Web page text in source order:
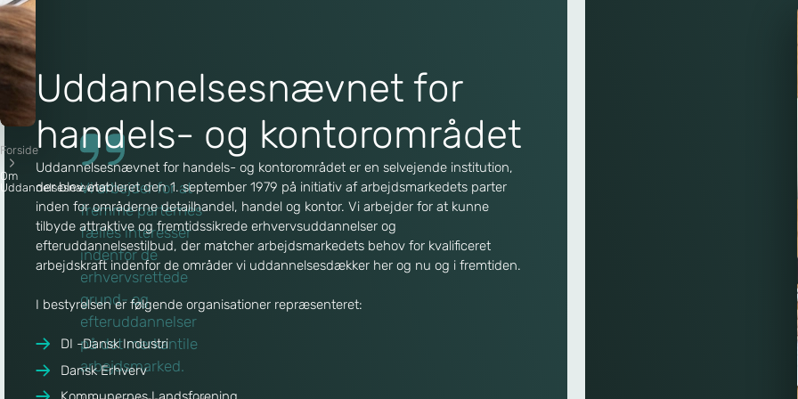
O
Forside
Om
UddannelsesnævnetVi arbejder for at
fremme parternes
fælles interesser
indenfor de
erhvervsrettede
grund- og
efteruddannelser
på det merkantile
arbejdsmarked.
Uddannelsesnævnet for
handels- og kontorområdet
Uddannelsesnævnet for handels- og kontorområdet er en selvejende institution,
der blev etableret den 1. september 1979 på initiativ af arbejdsmarkedets parter
inden for områderne detailhandel, handel og kontor. Vi arbejder for at kunne
tilbyde attraktive og fremtidssikrede erhvervsuddannelser og
efteruddannelsestilbud, der matcher arbejdsmarkedets behov for kvalificeret
arbejdskraft indenfor de områder vi uddannelsesdækker her og nu og i fremtiden.
I bestyrelsen er følgende organisationer repræsenteret:
DI -Dansk Industri
Dansk Erhverv